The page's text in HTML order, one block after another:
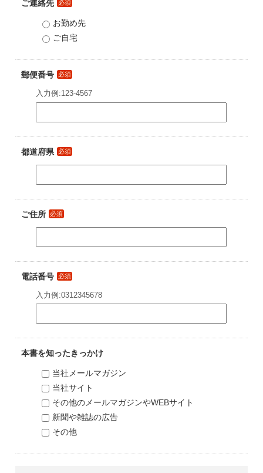
ご連絡先 必須
お勤め先
ご自宅
郵便番号 必須
入力例:123-4567
都道府県 必須
ご住所 必須
電話番号 必須
入力例:0312345678
本書を知ったきっかけ
当社メールマガジン
当社サイト
その他のメールマガジンやWEBサイト
新聞や雑誌の広告
その他